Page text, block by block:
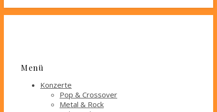
Menü
Konzerte
Pop & Crossover
Metal & Rock